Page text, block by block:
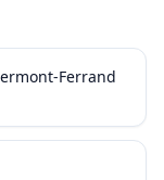
Ferrand